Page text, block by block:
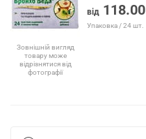
Зовнішній вигляд
товару може
відрізнятися від
фотографії
від 118.00
Упаковка / 24 шт.